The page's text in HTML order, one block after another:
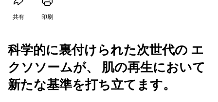
共有 印刷
科学的に裏付けられた次世代の エ
クソソームが、 肌の再生において
新たな基準を打ち立てます。